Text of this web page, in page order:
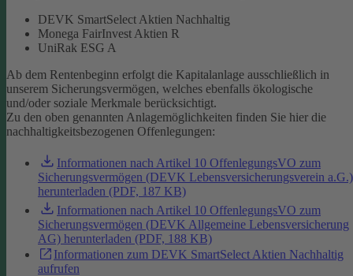
DEVK SmartSelect Aktien Nachhaltig
Monega FairInvest Aktien R
UniRak ESG A
Ab dem Rentenbeginn erfolgt die Kapitalanlage ausschließlich in
unserem Sicherungsvermögen, welches ebenfalls ökologische
und/oder soziale Merkmale berücksichtigt.
Zu den oben genannten Anlagemöglichkeiten finden Sie hier die
nachhaltigkeitsbezogenen Offenlegungen:
Informationen nach Artikel 10 OffenlegungsVO zum
Sicherungsvermögen (DEVK Lebensversicherungsverein a.G.)
herunterladen (PDF, 187 KB)
Informationen nach Artikel 10 OffenlegungsVO zum
Sicherungsvermögen (DEVK Allgemeine Lebensversicherung
AG) herunterladen (PDF, 188 KB)
Informationen zum DEVK SmartSelect Aktien Nachhaltig
aufrufen